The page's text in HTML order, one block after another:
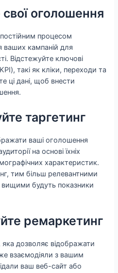
оголошення
процесом
ваших кампаній для
Відстежуйте ключові
такі як кліки, переходи та
ці дані, щоб внести
таргетинг
ваші оголошення
на основі їхніх
характеристик.
тим більш релевантними
вищими будуть показники
ремаркетинг
яка дозволяє відображати
взаємодіяли з вашим
ваш веб-сайт або